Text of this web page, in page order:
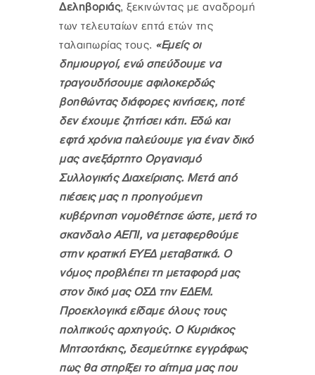
Δεληβοριάς, ξεκινώντας με αναδρομή
των τελευταίων επτά ετών της
ταλαιπωρίας τους. «Εμείς οι
δημιουργοί, ενώ σπεύδουμε να
τραγουδήσουμε αφιλοκερδώς
βοηθώντας διάφορες κινήσεις, ποτέ
δεν έχουμε ζητήσει κάτι. Εδώ και
εφτά χρόνια παλεύουμε για έναν δικό
μας ανεξάρτητο Οργανισμό
Συλλογικής Διαχείρισης. Μετά από
πιέσεις μας η προηγούμενη
κυβέρνηση νομοθέτησε ώστε, μετά το
σκανδαλο ΑΕΠΙ, να μεταφερθούμε
στην κρατική ΕΥΕΔ μεταβατικά. Ο
νόμος προβλέπει τη μεταφορά μας
στον δικό μας ΟΣΔ την ΕΔΕΜ.
Προεκλογικά είδαμε όλους τους
πολιτικούς αρχηγούς. Ο Κυριάκος
Μητσοτάκης, δεσμεύτηκε εγγράφως
πως θα στηρίξει το αίτημα μας που